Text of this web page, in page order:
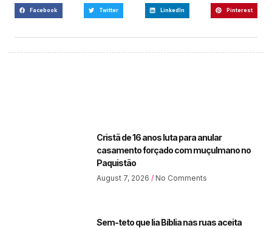
Facebook Twitter LinkedIn Pinterest
Cristã de 16 anos luta para anular
casamento forçado com muçulmano no
Paquistão
August 7, 2026 No Comments
Sem-teto que lia Bíblia nas ruas aceita